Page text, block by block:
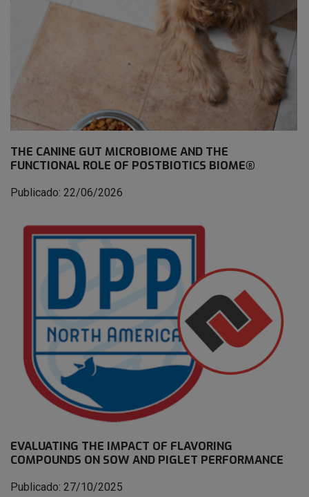
THE CANINE GUT MICROBIOME AND THE
FUNCTIONAL ROLE OF POSTBIOTICS BIOME®
Publicado: 22/06/2026
EVALUATING THE IMPACT OF FLAVORING
COMPOUNDS ON SOW AND PIGLET PERFORMANCE
Publicado: 27/10/2025